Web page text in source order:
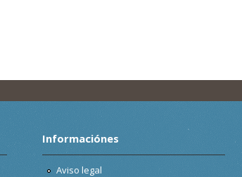
Informaciónes
Aviso legal